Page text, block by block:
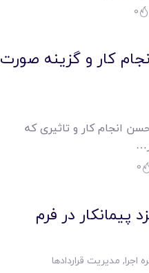
0
کار و گزینه صورت
انجام کار و تاثیری که
0
پیمانکار در فرم
اجرا, مدیریت قراردادها